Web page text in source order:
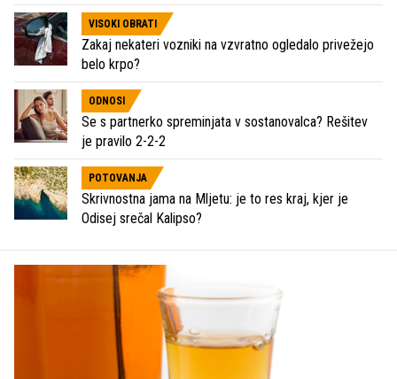
VISOKI OBRATI
Zakaj nekateri vozniki na vzvratno ogledalo privežejo
belo krpo?
ODNOSI
Se s partnerko spreminjata v sostanovalca? Rešitev
je pravilo 2-2-2
POTOVANJA
Skrivnostna jama na Mljetu: je to res kraj, kjer je
Odisej srečal Kalipso?